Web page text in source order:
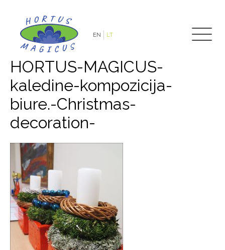
EN LT
HORTUS-MAGICUS-
kaledine-kompozicija-
biure.-Christmas-
decoration-